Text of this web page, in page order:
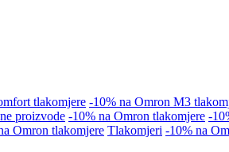
tlakomjere -10% na Omron M3
proizvode -10% na Omron tlakomjere -
Omron tlakomjere Tlakomjeri -10% na